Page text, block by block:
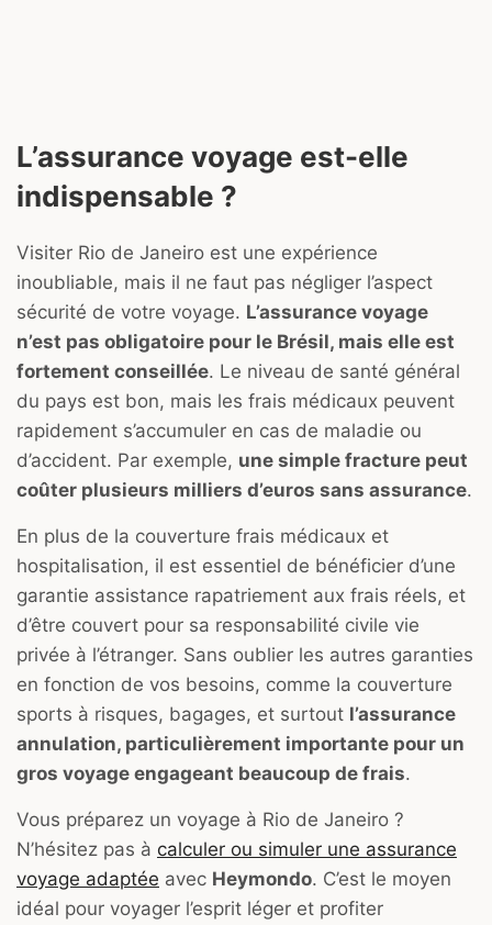
L’assurance voyage est-elle
indispensable ?
Visiter Rio de Janeiro est une expérience
inoubliable, mais il ne faut pas négliger l’aspect
sécurité de votre voyage. L’assurance voyage
n’est pas obligatoire pour le Brésil, mais elle est
fortement conseillée. Le niveau de santé général
du pays est bon, mais les frais médicaux peuvent
rapidement s’accumuler en cas de maladie ou
d’accident. Par exemple, une simple fracture peut
coûter plusieurs milliers d’euros sans assurance.
En plus de la couverture frais médicaux et
hospitalisation, il est essentiel de bénéficier d’une
garantie assistance rapatriement aux frais réels, et
d’être couvert pour sa responsabilité civile vie
privée à l’étranger. Sans oublier les autres garanties
en fonction de vos besoins, comme la couverture
sports à risques, bagages, et surtout l’assurance
annulation, particulièrement importante pour un
gros voyage engageant beaucoup de frais.
Vous préparez un voyage à Rio de Janeiro ?
N’hésitez pas à calculer ou simuler une assurance
voyage adaptée avec Heymondo. C’est le moyen
idéal pour voyager l’esprit léger et profiter